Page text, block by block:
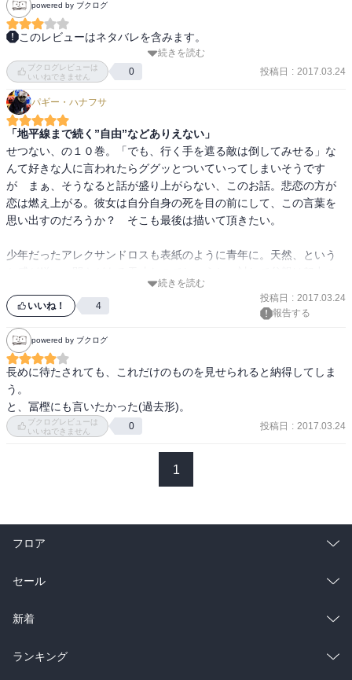
「おれは愚かだよ、行く手を遮る
敵は倒してみせる」
「それ私のために言ってる？」
「おれのために言ってる」
こんな言葉を自然に言ってしまう
素直で正直なエウメネスだから
周りの皆は魅了されていくんでしょうね。
心を鷲掴みされました。
読んだ後も心に残るシーンが入った10巻
次の11巻まで出来るだけ間が空かないことを
powered by ブクログ
このレビューはネタバレを含みます。
アレクサンドロス単騎の進行に、
え。あれ。なになに、うわぁっ。
こういう呆気にとられた空気、すごい描写だった。
続きを読む
ブクログレビューは
いいねできません
0 投稿日 : 2017.03.24
パギー・ハナフサ
「地平線まで続く”自由”などありえない」
せつない、の１０巻。「でも、行く手を遮る敵は倒してみせる」な
んて好きな人に言われたらググッとついていってしまいそうです
が　まぁ、そうなると話が盛り上がらない、このお話。悲恋の方が
恋は燃え上がる。彼女は自分自身の死を目の前にして、この言葉を
思い出すのだろうか？　そこも最後は描いて頂きたい。
少年だったアレクサンドロスも表紙のように青年に。天然、という
「自由」が鍵になっているこの作品。今後の展開が楽しみです。次
巻までまた首をながーくして、待たなければいけないのでしょう
続きを読む
いいね！ 4
投稿日 : 2017.03.24
報告する
powered by ブクログ
長めに待たされても、これだけのものを見せられると納得してしま
う。
と、冨樫にも言いたかった(過去形)。
ブクログレビューは
いいねできません
0 投稿日 : 2017.03.24
1
フロア
総合
ラノベ
雑誌・グラビア
セール
総合
ラノベ
新着
総合
ランキング